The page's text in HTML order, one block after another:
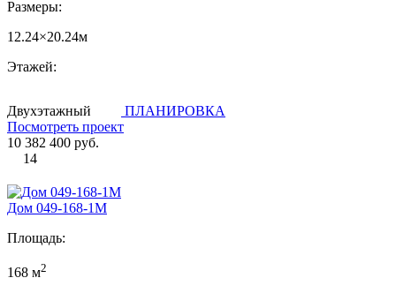
Размеры:
12.24×20.24м
Этажей:
Двухэтажный
ПЛАНИРОВКА
Посмотреть проект
10 382 400 руб.
14
Дом 049-168-1М
Площадь:
168 м2